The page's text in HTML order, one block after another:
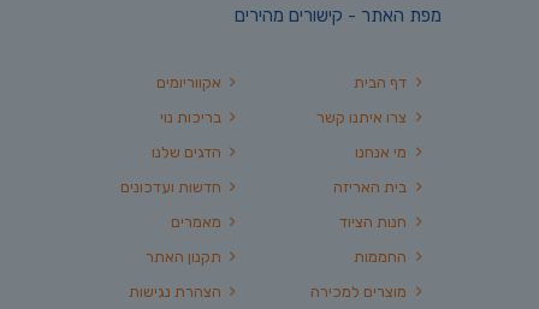
מפת האתר - קישורים מהירים
אקווריומים
בריכות נוי
הדגים שלנו
חדשות ועדכונים
מאמרים
תקנון האתר
הצהרת נגישות
דף הבית
צרו איתנו קשר
מי אנחנו
בית האריזה
חנות הציוד
החממות
מוצרים למכירה